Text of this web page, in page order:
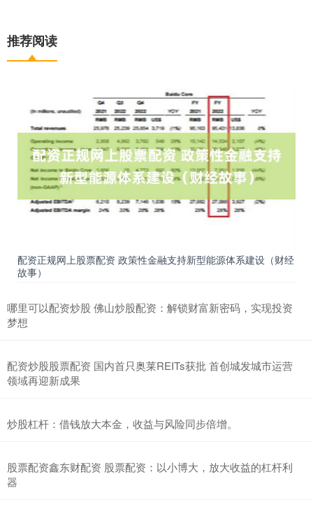
推荐阅读
配资正规网上股票配资 政策性金融支持新型能源体系建设（财经
故事）
哪里可以配资炒股 佛山炒股配资：解锁财富新密码，实现投资
梦想
配资炒股股票配资 国内首只奥莱REITs获批 首创城发城市运营
领域再迎新成果
炒股杠杆：借钱放大本金，收益与风险同步倍增。
股票配资鑫东财配资 股票配资：以小博大，放大收益的杠杆利
器